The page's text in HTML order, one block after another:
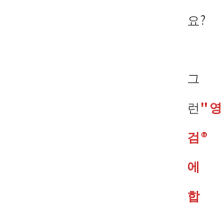
요?
그
런 "영
검®︎
에
합